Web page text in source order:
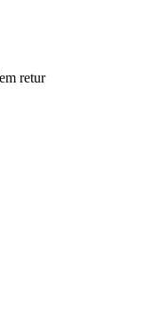
retur